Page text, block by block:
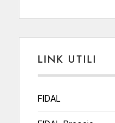
LINK UTILI
FIDAL